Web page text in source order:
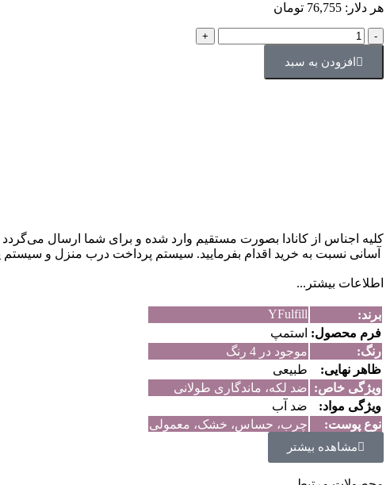
هر دلار: 76,755 تومان
افزودن به سبد
آسانی نسبت به خرید اقدام بفرمایید. سیستم پرداخت درب منزل و
اطلاعات بیشتر...
برند:
YFulfill
فرم محصول: استمپ
رنگ:
موجود در 4 رنگ
ظاهر نهایی:
طبیعی
ویژگی خاص: ضد لکه، ماندگاری طولانی
ویژگی مواد:
ضد آب
نوع پوست:
چرب، حساس، خشک، معمولی
مشاهده بیشتر